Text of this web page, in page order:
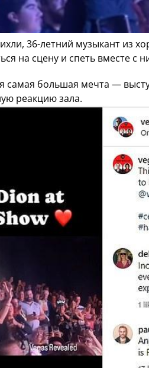
36-летний музыкант из
на сцену и спеть вместе с
самая большая мечта —
реакцию зала.